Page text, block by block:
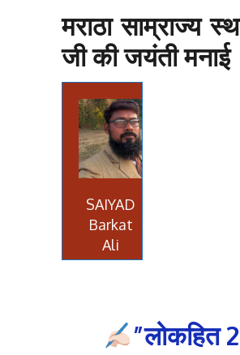
मराठा साम्राज्य
जी की जयंती मनाई
SAIYAD
Barkat
Ali
”लोकहित